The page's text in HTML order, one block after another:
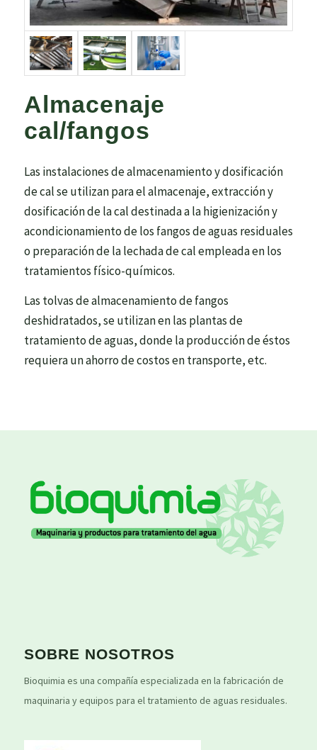
Almacenaje
cal/fangos
Las instalaciones de almacenamiento y dosificación
de cal se utilizan para el almacenaje, extracción y
dosificación de la cal destinada a la higienización y
acondicionamiento de los fangos de aguas residuales
o preparación de la lechada de cal empleada en los
tratamientos físico-químicos.
Las tolvas de almacenamiento de fangos
deshidratados, se utilizan en las plantas de
tratamiento de aguas, donde la producción de éstos
requiera un ahorro de costos en transporte, etc.
SOBRE NOSOTROS
Bioquimia es una compañía especializada en la fabricación de
maquinaria y equipos para el tratamiento de aguas residuales.